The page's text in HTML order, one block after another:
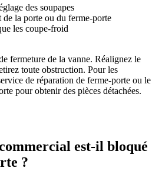
des soupapes
la porte ou du ferme-porte
les coupe-froid
fermeture de la vanne. Réalignez le
toute obstruction. Pour les
de réparation de ferme-porte ou le
pour obtenir des pièces détachées.
est-il bloqué
?